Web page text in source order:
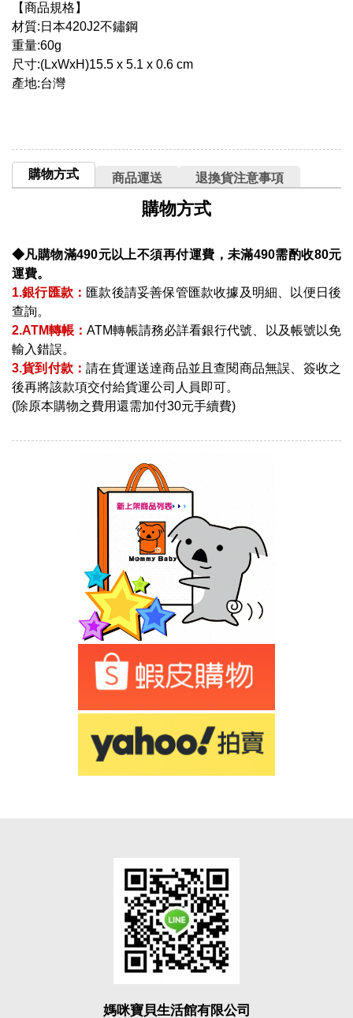
【商品規格】
材質:日本420J2不鏽鋼
重量:60g
尺寸:(LxWxH)15.5 x 5.1 x 0.6 cm
產地:台灣
購物方式 商品運送 退換貨注意事項
購物方式
◆凡購物滿490元以上不須再付運費，未滿490需酌收80元
運費。
1.銀行匯款： 匯款後請妥善保管匯款收據及明細、以便日後
查詢。
2.ATM轉帳：ATM轉帳請務必詳看銀行代號、以及帳號以免
輸入錯誤。
3.貨到付款：請在貨運送達商品並且查閱商品無誤、簽收之
後再將該款項交付給貨運公司人員即可。
(除原本購物之費用還需加付30元手續費)
媽咪寶貝生活館有限公司